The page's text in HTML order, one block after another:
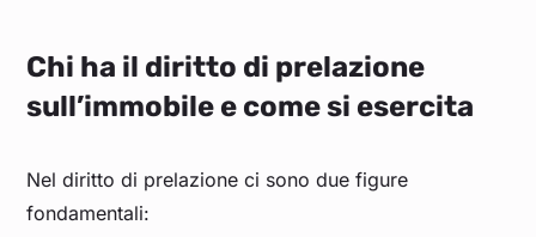
Chi ha il diritto di prelazione
sull’immobile e come si esercita
Nel diritto di prelazione ci sono due figure
fondamentali: